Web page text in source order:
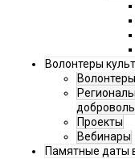
Волонтеры
Проекты
Вебинары
Памятные даты